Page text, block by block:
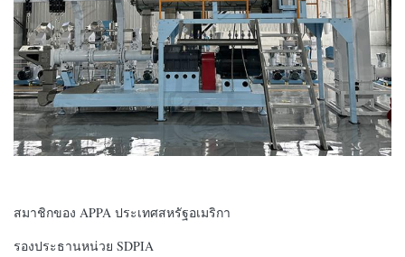
สมาชิกของ APPA ประเทศสหรัฐอเมริกา
รองประธานหน่วย SDPIA